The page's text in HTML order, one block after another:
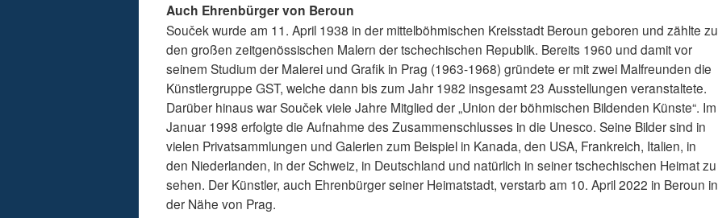
Auch Ehrenbürger von Beroun
Souček wurde am 11. April 1938 in der mittelböhmischen Kreisstadt Beroun geboren und zählte zu
den großen zeitgenössischen Malern der tschechischen Republik. Bereits 1960 und damit vor
seinem Studium der Malerei und Grafik in Prag (1963-1968) gründete er mit zwei Malfreunden die
Künstlergruppe GST, welche dann bis zum Jahr 1982 insgesamt 23 Ausstellungen veranstaltete.
Darüber hinaus war Souček viele Jahre Mitglied der „Union der böhmischen Bildenden Künste“. Im
Januar 1998 erfolgte die Aufnahme des Zusammenschlusses in die Unesco. Seine Bilder sind in
vielen Privatsammlungen und Galerien zum Beispiel in Kanada, den USA, Frankreich, Italien, in
den Niederlanden, in der Schweiz, in Deutschland und natürlich in seiner tschechischen Heimat zu
sehen. Der Künstler, auch Ehrenbürger seiner Heimatstadt, verstarb am 10. April 2022 in Beroun in
der Nähe von Prag.